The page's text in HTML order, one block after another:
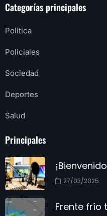
Categorías principales
Política
Policiales
Sociedad
Deportes
Salud
Principales
27/03/2025
Frente frío